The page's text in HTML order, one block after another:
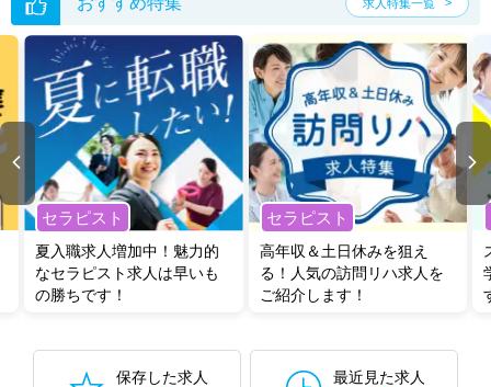
求人特集一覧
セラピスト
夏入職求人増加中！魅力的
なセラピスト求人は早いも
の勝ちです！
セラピスト
高年収＆土日休みを狙え
る！人気の訪問リハ求人を
ご紹介します！
保存した求人
最近見た求人